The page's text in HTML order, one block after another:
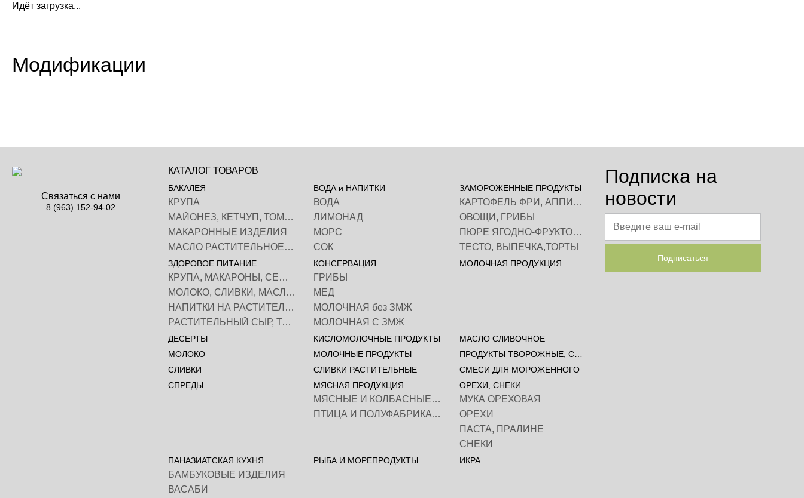
Идёт загрузка...
Модификации
Связаться с нами
8 (963) 152-94-02
КАТАЛОГ ТОВАРОВ
БАКАЛЕЯ
КРУПА
МАЙОНЕЗ, КЕТЧУП, ТОМАТНАЯ ПАСТА
МАКАРОННЫЕ ИЗДЕЛИЯ
МАСЛО РАСТИТЕЛЬНОЕ, ФРИТЮР
ВОДА и НАПИТКИ
ВОДА
ЛИМОНАД
МОРС
СОК
ЗАМОРОЖЕННЫЕ ПРОДУКТЫ
КАРТОФЕЛЬ ФРИ, АППИТАЙЗЕРЫ
ОВОЩИ, ГРИБЫ
ПЮРЕ ЯГОДНО-ФРУКТОВОЕ, СОК
ТЕСТО, ВЫПЕЧКА,ТОРТЫ
ЗДОРОВОЕ ПИТАНИЕ
КРУПА, МАКАРОНЫ, СЕМЕНА
МОЛОКО, СЛИВКИ, МАСЛО РАСТИТЕЛЬНОЕ
НАПИТКИ НА РАСТИТЕЛЬНОЙ ОСНОВЕ
РАСТИТЕЛЬНЫЙ СЫР, ТОФУ
КОНСЕРВАЦИЯ
ГРИБЫ
МЕД
МОЛОЧНАЯ без ЗМЖ
МОЛОЧНАЯ С ЗМЖ
МОЛОЧНАЯ ПРОДУКЦИЯ
ДЕСЕРТЫ КИСЛОМОЛОЧНЫЕ ПРОДУКТЫ
МАСЛО СЛИВОЧНОЕ
МОЛОКО
МОЛОЧНЫЕ ПРОДУКТЫ
ПРОДУКТЫ ТВОРОЖНЫЕ, СЫРНИКИ
СЛИВКИ
СЛИВКИ РАСТИТЕЛЬНЫЕ
СМЕСИ ДЛЯ МОРОЖЕННОГО
СПРЕДЫ
МЯСНАЯ ПРОДУКЦИЯ
МЯСНЫЕ И КОЛБАСНЫЕ ИЗДЕЛИЯ
ПТИЦА И ПОЛУФАБРИКАТЫ
ОРЕХИ, СНЕКИ
МУКА ОРЕХОВАЯ
ОРЕХИ
ПАСТА, ПРАЛИНЕ
СНЕКИ
ПАНАЗИАТСКАЯ КУХНЯ
БАМБУКОВЫЕ ИЗДЕЛИЯ
ВАСАБИ
РЫБА И МОРЕПРОДУКТЫ ИКРА
Подписка на
новости
Подписаться